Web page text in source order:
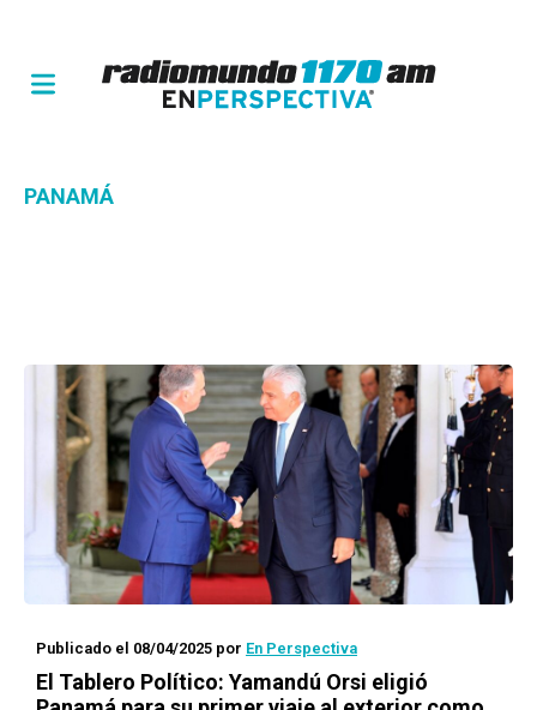
PANAMÁ
Publicado el 08/04/2025 por En Perspectiva
El Tablero Político: Yamandú Orsi eligió